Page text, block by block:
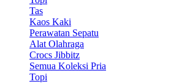
Tas
Kaos Kaki
Perawatan Sepatu
Alat Olahraga
Crocs Jibbitz
Semua Koleksi Pria
Topi